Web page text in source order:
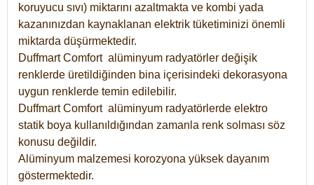
koruyucu sıvı) miktarını azaltmakta ve kombi yada
kazanınızdan kaynaklanan elektrik tüketiminizi önemli
miktarda düşürmektedir.
Duffmart Comfort alüminyum radyatörler değişik
renklerde üretildiğinden bina içerisindeki dekorasyona
uygun renklerde temin edilebilir.
DuffmartComfort alüminyum radyatörlerde elektro
statik boya kullanıldığından zamanla renk solması söz
konusu değildir.
Alüminyum malzemesi korozyona yüksek dayanım
göstermektedir.